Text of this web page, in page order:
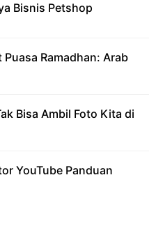
Bisnis Petshop
Puasa Ramadhan: Arab
Bisa Ambil Foto Kita di
YouTube Panduan